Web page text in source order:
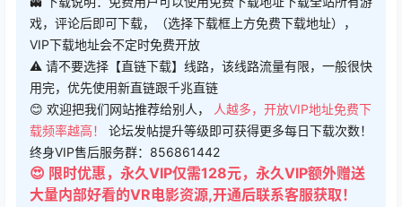
戏，评论后即可下载，（选择下载框上方免费下载地址），
VIP下载地址会不定时免费开放
⚠ 请不要选择【直链下载】线路，该线路流量有限，一般很快
用完，优先使用新直链跟千兆直链
😊 欢迎把我们网站推荐给别人，
人越多，开放VIP地址免费下
载频率越高！ 论坛发帖提升等级即可获得更多每日下载次数！
终身VIP售后服务群：856861442
😍 限时优惠，永久VIP仅需128元，永久VIP额外赠送
大量内部好看的VR电影资源,开通后联系客服获取！